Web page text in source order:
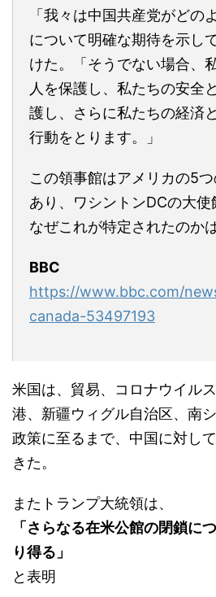
「我々は中国共産党がどの
について明確な期待を示し
けた。「そうでない場合、
人を保護し、私たちの安全
護し、さらに私たちの経済
行動をとります。」
この領事館はアメリカの5
あり、ワシントンDCの大使
なぜこれが特定されたのか
BBC
https://www.bbc.com/
canada-53497193
米国は、貿易、コロナウイル
港、新疆ウィグル自治区、南
政策に至るまで、中国に対し
きた。
またトランプ大統領は、
「さらなる在米公館の閉鎖に
り得る」
と表明